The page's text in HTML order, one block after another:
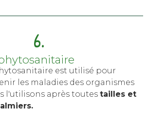
6.
est utilisé pour
les maladies des organismes
l'utilisons après toutes tailles et